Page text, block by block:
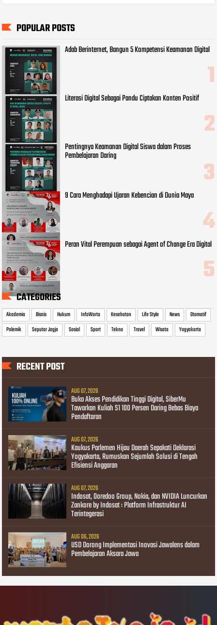
POPULAR POSTS
Adab Berinternet, Bangun 5 Kompetensi Keamanan Digital
Literasi Digital Sebagai Pandu Ciptakan Konten Positif
Pentingnya Keamanan Digital Siswa dalam Proses
Pembelajaran Daring
9 Cara Menghadapi Ujaran Kebencian di Dunia Maya
Peran Vital Perempuan sebagai Agent of Change Era Digital
CATEGORIES
Akademia Bisnis Hukum InfoWarta Kesehatan Life Style News
Otomotif
Polemik
Seputar Jogja Sosial Sport Tekno Travel Wisata Yogyakarta
RECENT POST
AUG 07, 2026
Buka Akses Pendidikan Tinggi Digital, SiberMu
Tawarkan Kuliah S1 100 Persen Daring Bebas Biaya
Pendaftaran
AUG 07, 2026
Kaukus Parlemen Hijau Daerah Sepakati Deklarasi
Yogyakarta, Rumuskan Sejumlah Solusi di Tengah
Efisiensi Anggaran
AUG 07, 2026
Indosat, Ooredoo Group, Nokia, dan NVIDIA Luncurkan
Zankore by Indosat : Platform Infrastruktur AI
Terintegerasi
AUG 06, 2026
USD Dorong Implementasi Inovasi Jawalens dalam
Pembelajaran Aksara Jawa